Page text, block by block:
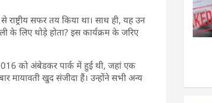
राष्ट्रीय सफर तय किया था। साथ ही, यह उन
के लिए थोड़े होता? इस कार्यक्रम के जरिए
को अंबेडकर पार्क में हुई थी, जहां एक
मायावती खुद संजीदा हैं। उन्होंने सभी अन्य